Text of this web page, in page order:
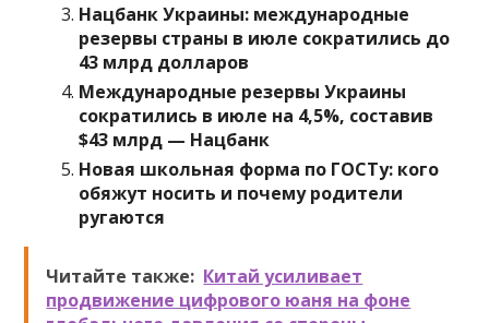
Нацбанк Украины: международные
резервы страны в июле сократились до
43 млрд долларов
Международные резервы Украины
сократились в июле на 4,5%, составив
$43 млрд — Нацбанк
Новая школьная форма по ГОСТу: кого
обяжут носить и почему родители
ругаются
Читайте также: Китай усиливает
продвижение цифрового юаня на фоне